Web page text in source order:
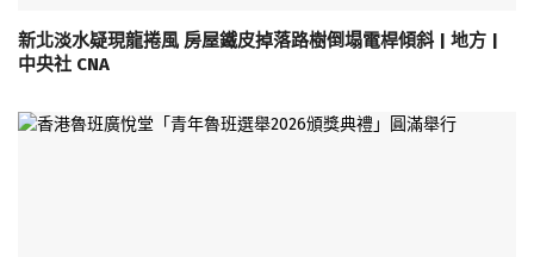
新北淡水疑現龍捲風 房屋鐵皮掉落路樹倒塌電桿傾斜 | 地方 |
中央社 CNA